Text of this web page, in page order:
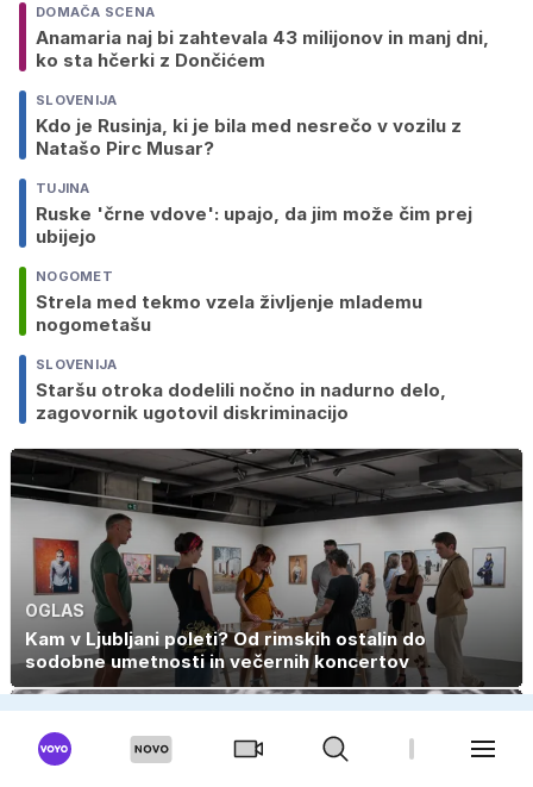
DOMAČA SCENA
Anamaria naj bi zahtevala 43 milijonov in manj dni,
ko sta hčerki z Dončićem
SLOVENIJA
Kdo je Rusinja, ki je bila med nesrečo v vozilu z
Natašo Pirc Musar?
TUJINA
Ruske 'črne vdove': upajo, da jim može čim prej
ubijejo
NOGOMET
Strela med tekmo vzela življenje mlademu
nogometašu
SLOVENIJA
Staršu otroka dodelili nočno in nadurno delo,
zagovornik ugotovil diskriminacijo
OGLAS
Kam v Ljubljani poleti? Od rimskih ostalin do
sodobne umetnosti in večernih koncertov